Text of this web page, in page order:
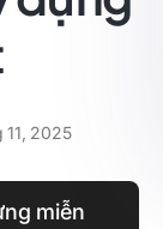
11, 2025
miễn